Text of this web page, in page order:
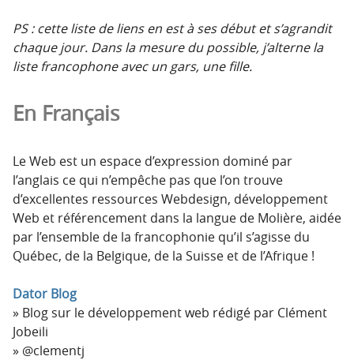
PS : cette liste de liens en est à ses début et s’agrandit
chaque jour. Dans la mesure du possible, j’alterne la
liste francophone avec un gars, une fille.
En Français
Le Web est un espace d’expression dominé par
l’anglais ce qui n’empêche pas que l’on trouve
d’excellentes ressources Webdesign, développement
Web et référencement dans la langue de Molière, aidée
par l’ensemble de la francophonie qu’il s’agisse du
Québec, de la Belgique, de la Suisse et de l’Afrique !
Dator Blog
Blog sur le développement web rédigé par Clément
Jobeili
@clementj